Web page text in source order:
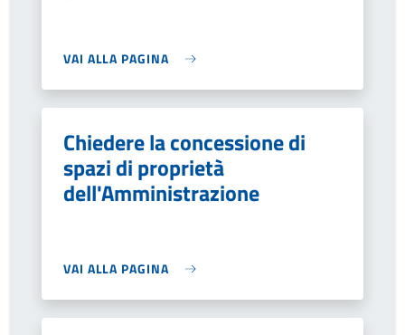
VAI ALLA PAGINA
Chiedere la concessione di
spazi di proprietà
dell'Amministrazione
VAI ALLA PAGINA